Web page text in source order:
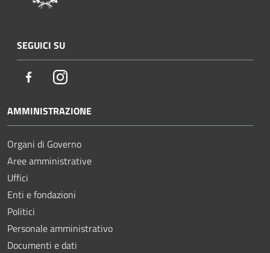
SEGUICI SU
FacebookInstagram
AMMINISTRAZIONE
Organi di Governo
Aree amministrative
Uffici
Enti e fondazioni
Politici
Personale amministrativo
Documenti e dati